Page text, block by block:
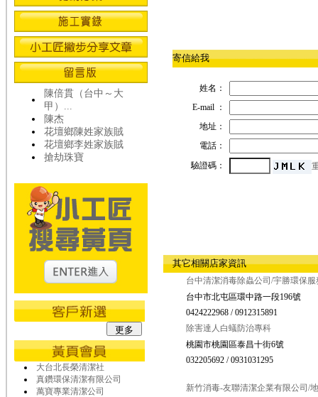
陳倍貫（台中～大
甲）...
陳杰
花壇鄉陳姓家族賊
花壇鄉李姓家族賊
搶劫珠寶
大台北長榮清潔社
真鑽環保清潔有限公司
萬寶專業清潔公司
寄信給我
姓名：
E-mail ：
地址：
電話：
驗證碼：
其它相關店家資訊
台中清潔消毒除蟲公司/宇勝環保服
台中市北屯區環中路一段196號
0424222968 / 0912315891
除害達人白蟻防治專科
桃園市桃園區泰昌十街6號
032205692 / 0931031295
新竹消毒-友聯清潔企業有限公司/